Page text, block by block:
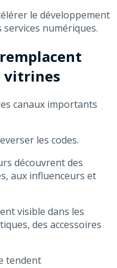
le développement
numériques.
vitrines
canaux importants
les codes.
découvrent des
aux influenceurs et
visible dans les
des accessoires
tendent